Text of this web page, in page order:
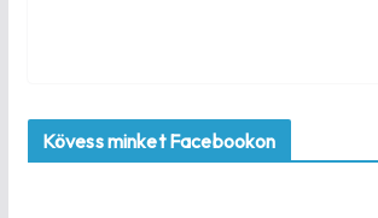
Kövess minket Facebookon